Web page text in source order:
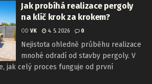
Jak probíhá realizace pergoly
na klíč krok za krokem?
OD VK 4. 5. 2026 0
Nejistota ohledně průběhu realizace
mnohé odradí od stavby pergoly. V
jak celý proces funguje od první